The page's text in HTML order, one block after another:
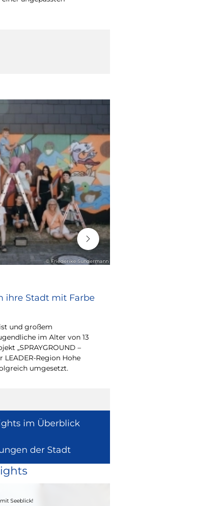
© Friederike Sundermann
ihre Stadt mit Farbe
und großem
im Alter von 13
„SPRAYGROUND –
Region Hohe
umgesetzt.
im Überblick
der Stadt
Seeblick!